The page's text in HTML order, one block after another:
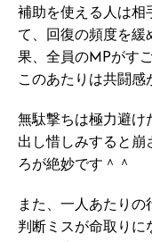
補助を使える人は相
て、回復の頻度を緩
果、全員のMPがす
このあたりは共闘感
無駄撃ちは極力避け
出し惜しみすると崩
ろが絶妙です＾＾
また、一人あたり
判断ミスが命取りに